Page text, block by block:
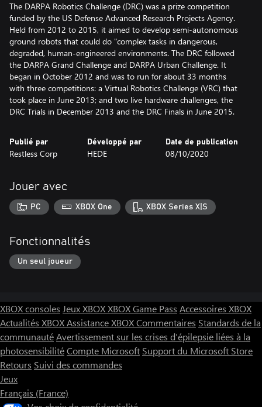
The DARPA Robotics Challenge (DRC) was a prize competition
funded by the US Defense Advanced Research Projects Agency.
Held from 2012 to 2015, it aimed to develop semi-autonomous
ground robots that could do "complex tasks in dangerous,
degraded, human-engineered environments. The DRC followed
the DARPA Grand Challenge and DARPA Urban Challenge. It
began in October 2012 and was to run for about 33 months
with three competitions: a Virtual Robotics Challenge (VRC) that
took place in June 2013; and two live hardware challenges, the
DRC Trials in December 2013 and the DRC Finals in June 2015.
Publié par
Restless Corp
Développé par
HEDE
Date de publication
08/10/2020
Jouer avec
PC XBOX One XBOX Series X|S
Fonctionnalités
Un seul joueur
XBOX consoles Jeux XBOXXBOX Game Pass Accessoires XBOX
Actualités XBOXAssistance XBOXCommentaires Standards de la
communautéAvertissement sur les crises d’épilepsie liées à la
photosensibilitéCompte Microsoft Support du Microsoft Store
Retours Suivi des commandes
Jeux
Français (France)